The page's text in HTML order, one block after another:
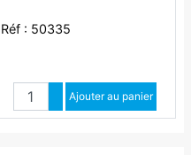
Réf : 50335
Quantité
Augmenter quantité
Diminuer quantité
Ajouter au panier